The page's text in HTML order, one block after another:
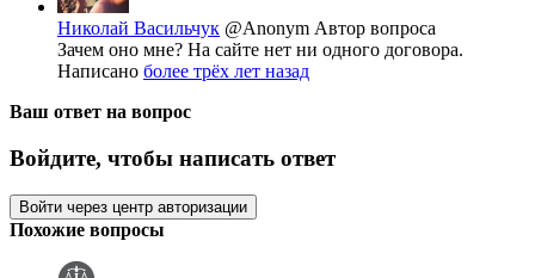
Николай Васильчук @Anonym Автор вопроса
Зачем оно мне? На сайте нет ни одного договора.
Написано более трёх лет назад
Ваш ответ на вопрос
Войдите, чтобы написать ответ
Войти через центр авторизации
Похожие вопросы